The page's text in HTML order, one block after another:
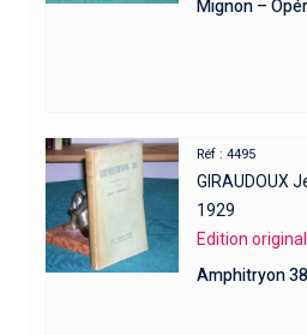
Mignon –
Réf : 4495
GIRAUDOUX
1929
Edition
Amphitryon